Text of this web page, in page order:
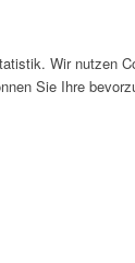
Wir nutzen
Sie Ihre